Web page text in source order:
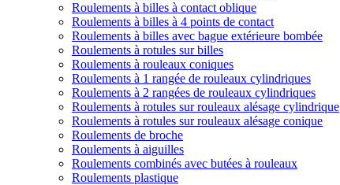
Roulements à billes à contact oblique
Roulements à billes à 4 points de contact
Roulements à billes avec bague extérieure bombée
Roulements à rotules sur billes
Roulements à rouleaux coniques
Roulements à 1 rangée de rouleaux cylindriques
Roulements à 2 rangées de rouleaux cylindriques
Roulements à rotules sur rouleaux alésage cylindrique
Roulements à rotules sur rouleaux alésage conique
Roulements de broche
Roulements à aiguilles
Roulements combinés avec butées à rouleaux
Roulements plastique